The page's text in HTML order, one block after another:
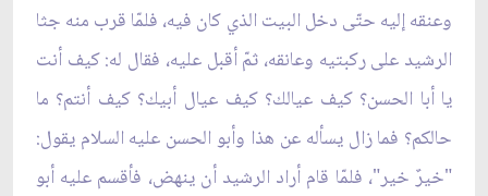
وعنقه إليه حتّى دخل البيت الذي كان فيه، فلمّا قرب منه جثا
الرشيد على ركبتيه وعانقه، ثمّ أقبل عليه، فقال له: كيف أنت
يا أبا الحسن؟ كيف عيالك؟ كيف عيال أبيك؟ كيف أنتم؟ ما
حالكم؟ فما زال يسأله عن هذا وأبو الحسن عليه السلام يقول:
"خيرٌ خير"، فلمّا قام أراد الرشيد أن ينهض، فأقسم عليه أبو